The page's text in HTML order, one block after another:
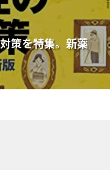
策を特集。新薬